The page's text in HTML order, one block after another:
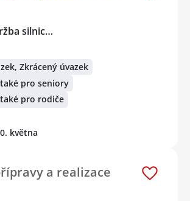
silnic…
Zkrácený úvazek
pro seniory
pro rodiče
května
a realizace